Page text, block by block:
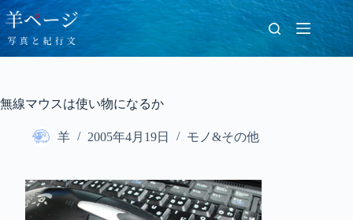
コ
ン
テ
ン
ス
無線マウスは使い物になるか
羊 2005年4月19日 モノ&その他